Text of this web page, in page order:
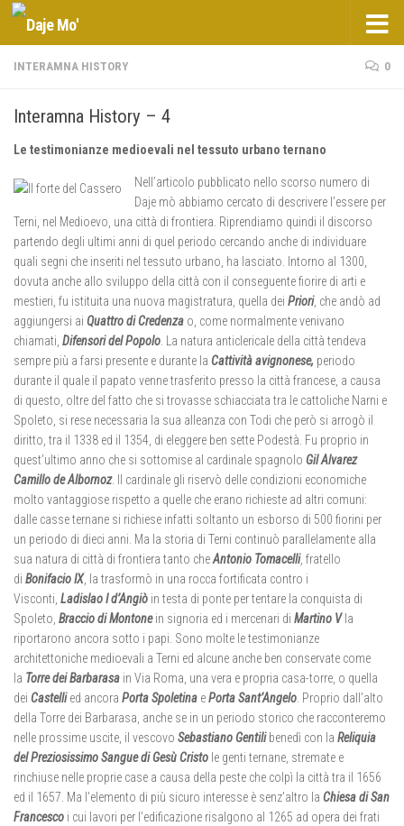
Salta al contenuto
INTERAMNA HISTORY 0
Interamna History – 4
Le testimonianze medioevali nel tessuto urbano ternano
Nell’articolo pubblicato nello scorso numero di
Daje mò abbiamo cercato di descrivere l’essere per
Terni, nel Medioevo, una città di frontiera. Riprendiamo quindi il discorso
partendo degli ultimi anni di quel periodo cercando anche di individuare
quali segni che inseriti nel tessuto urbano, ha lasciato. Intorno al 1300,
dovuta anche allo sviluppo della città con il conseguente fiorire di arti e
mestieri, fu istituita una nuova magistratura, quella dei Priori, che andò ad
aggiungersi ai Quattro di Credenza o, come normalmente venivano
chiamati, Difensori del Popolo . La natura anticlericale della città tendeva
sempre più a farsi presente e durante la Cattività avignonese, periodo
durante il quale il papato venne trasferito presso la città francese, a causa
di questo, oltre del fatto che si trovasse schiacciata tra le cattoliche Narni e
Spoleto, si rese necessaria la sua alleanza con Todi che però si arrogò il
diritto, tra il 1338 ed il 1354, di eleggere ben sette Podestà. Fu proprio in
quest’ultimo anno che si sottomise al cardinale spagnolo Gil Alvarez
Camillo de Albornoz. Il cardinale gli riservò delle condizioni economiche
molto vantaggiose rispetto a quelle che erano richieste ad altri comuni:
dalle casse ternane si richiese infatti soltanto un esborso di 500 fiorini per
un periodo di dieci anni. Ma la storia di Terni continuò parallelamente alla
sua natura di città di frontiera tanto cheAntonio Tomacelli, fratello
di Bonifacio IX, la trasformò in una rocca fortificata contro i
Visconti, Ladislao I d’Angiò in testa di ponte per tentare la conquista di
Spoleto, Braccio di Montonein signoria ed i mercenari di Martino Vla
riportarono ancora sotto i papi. Sono molte le testimonianze
architettoniche medioevali a Terni ed alcune anche ben conservate come
la Torre dei Barbarasa in Via Roma, una vera e propria casa-torre, o quella
dei Castellied ancora Porta Spoletina ePorta Sant’Angelo . Proprio dall’alto
della Torre dei Barbarasa, anche se in un periodo storico che racconteremo
nelle prossime uscite, il vescovo Sebastiano Gentilibenedì con la Reliquia
del Preziosissimo Sangue di Gesù Cristo le genti ternane, stremate e
rinchiuse nelle proprie case a causa della peste che colpì la città tra il 1656
ed il 1657. Ma l’elemento di più sicuro interesse è senz’altro la Chiesa di San
Francesco i cui lavori per l’edificazione risalgono al 1265 ad opera dei frati